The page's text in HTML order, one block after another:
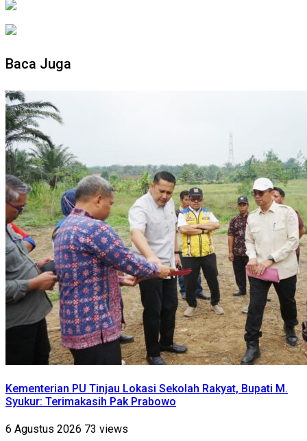
Baca Juga
Kementerian PU Tinjau Lokasi Sekolah Rakyat, Bupati M.
Syukur: Terimakasih Pak Prabowo
6 Agustus 2026 73 views